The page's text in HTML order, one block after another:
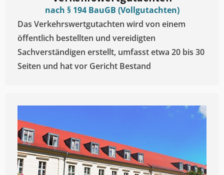
nach § 194 BauGB (Vollgutachten)
Das Verkehrswertgutachten wird von einem
öffentlich bestellten und vereidigten
Sachverständigen erstellt, umfasst etwa 20 bis 30
Seiten und hat vor Gericht Bestand